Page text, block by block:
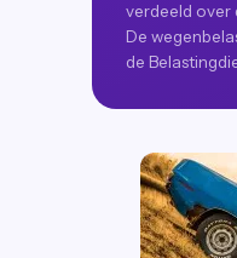
verdeeld over
De
de